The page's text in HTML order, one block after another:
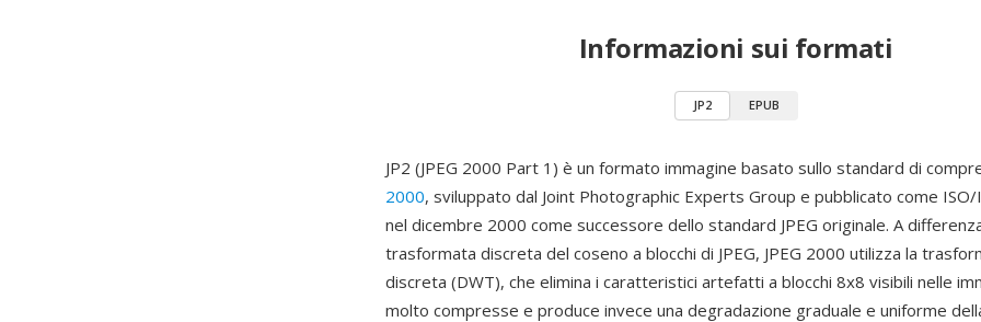
Informazioni sui formati
JP2 EPUB
JP2 (JPEG 2000 Part 1) è un formato immagine basato sullo standard di
2000, sviluppato dal Joint Photographic Experts Group e pubblicato come
nel dicembre 2000 come successore dello standard JPEG originale. A
trasformata discreta del coseno a blocchi di JPEG, JPEG 2000 utilizza la
discreta (DWT), che elimina i caratteristici artefatti a blocchi 8x8 visibili nelle
molto compresse e produce invece una degradazione graduale e uniforme